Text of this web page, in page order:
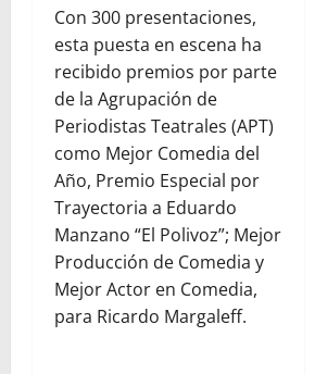
Con 300 presentaciones,
esta puesta en escena ha
recibido premios por parte
de la Agrupación de
Periodistas Teatrales (APT)
como Mejor Comedia del
Año, Premio Especial por
Trayectoria a Eduardo
Manzano “El Polivoz”; Mejor
Producción de Comedia y
Mejor Actor en Comedia,
para Ricardo Margaleff.